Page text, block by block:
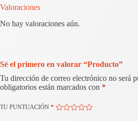
Valoraciones
No hay valoraciones aún.
Sé el primero en valorar “Producto”
Tu dirección de correo electrónico no será
obligatorios están marcados con *
TU PUNTUACIÓN *